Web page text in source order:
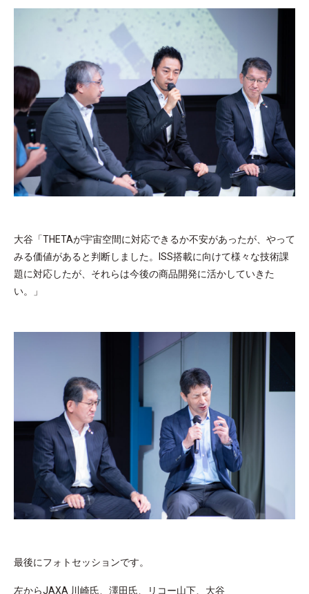
大谷「THETAが宇宙空間に対応できるか不安があったが、やって
みる価値があると判断しました。ISS搭載に向けて様々な技術課
題に対応したが、それらは今後の商品開発に活かしていきた
い。」
最後にフォトセッションです。
左からJAXA 川崎氏、澤田氏、リコー山下、大谷